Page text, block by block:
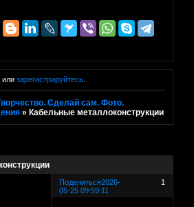
или зарегистрируйтесь.
Сделай сам. Фото.
» Кабельные металлоконструкции
Поделиться 1
2026-
05-25 09:59:11